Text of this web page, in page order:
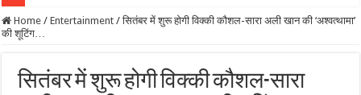
Home / Entertainment / सितंबर में शुरू होगी विक्की कौशल-सारा अली खान की ‘अश्वत्थामा’
की शूटिंग…
सितंबर में शुरू होगी विक्की कौशल-सारा